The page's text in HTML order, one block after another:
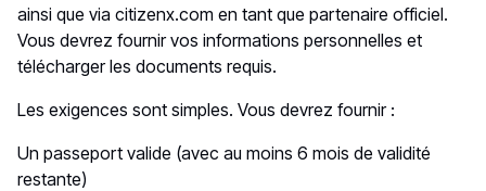
ainsi que via citizenx.com en tant que partenaire officiel.
Vous devrez fournir vos informations personnelles et
télécharger les documents requis.
Les exigences sont simples. Vous devrez fournir :
Un passeport valide (avec au moins 6 mois de validité
restante)